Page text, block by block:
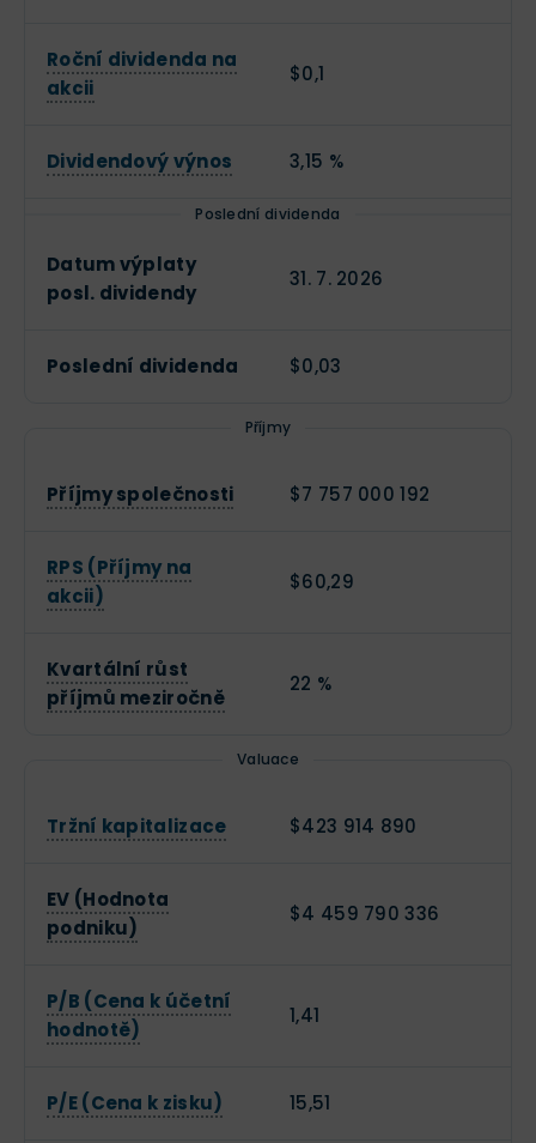
Roční dividenda na
akcii
$0,1
Dividendový výnos 3,15 %
Poslední dividenda
Datum výplaty
posl. dividendy
31. 7. 2026
Poslední dividenda $0,03
Příjmy
Příjmy společnosti $7 757 000 192
RPS (Příjmy na
akcii)
$60,29
Kvartální růst
příjmů meziročně
22 %
Valuace
Tržní kapitalizace $423 914 890
EV (Hodnota
podniku)
$4 459 790 336
P/B (Cena k účetní
hodnotě)
1,41
P/E (Cena k zisku) 15,51